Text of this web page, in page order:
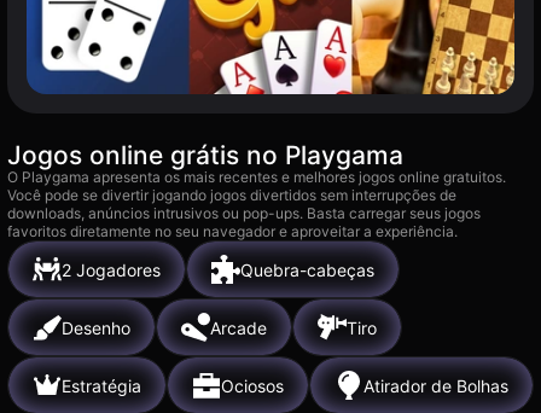
Jogos online grátis no Playgama
O Playgama apresenta os mais recentes e melhores jogos online gratuitos.
Você pode se divertir jogando jogos divertidos sem interrupções de
downloads, anúncios intrusivos ou pop-ups. Basta carregar seus jogos
favoritos diretamente no seu navegador e aproveitar a experiência.
2 Jogadores Quebra-cabeças
Desenho Arcade Tiro
Estratégia Ociosos Atirador de Bolhas